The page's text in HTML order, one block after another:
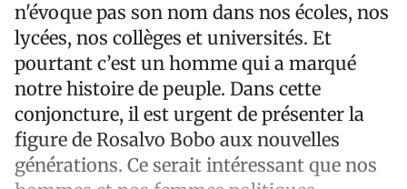
n'évoque pas son nom dans nos écoles, nos
lycées, nos collèges et universités. Et
pourtant c’est un homme qui a marqué
notre histoire de peuple. Dans cette
conjoncture, il est urgent de présenter la
figure de Rosalvo Bobo aux nouvelles
générations. Ce serait intéressant que nos